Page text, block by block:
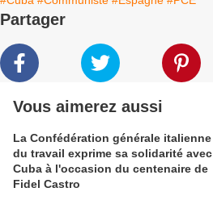
Partager
Vous aimerez aussi
La Confédération générale italienne
du travail exprime sa solidarité avec
Cuba à l'occasion du centenaire de
Fidel Castro